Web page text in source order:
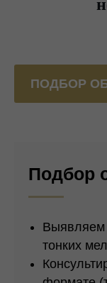
ПОДБОР
Подбор
Выявляем
тонких